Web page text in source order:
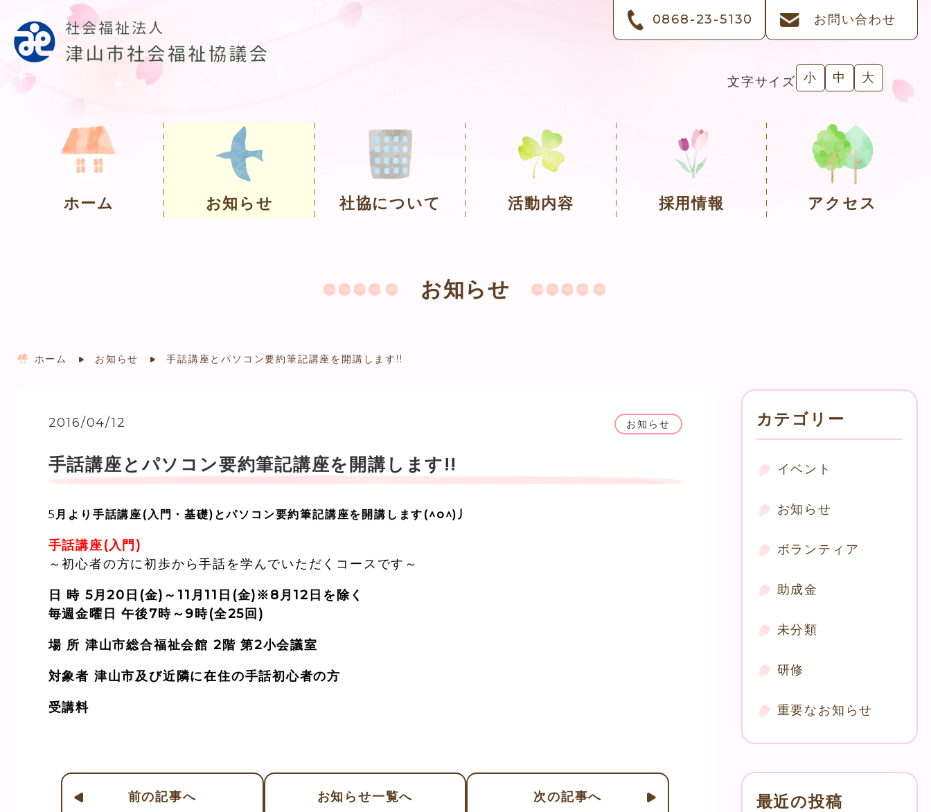
0868-23-5130 お問い合わせ
文字サイズ 小 中 大
ホーム お知らせ 社協について 活動内容 採用情報 アクセス
お知らせ
ホーム お知らせ 手話講座とパソコン要約筆記講座を開講します!!
2016/04/12 お知らせ
手話講座とパソコン要約筆記講座を開講します!!
5 月より手話講座(入門・基礎)とパソコン要約筆記講座を開講します(^o^)丿
手話講座(入門)
～初心者の方に初歩から手話を学んでいただくコースです～
日 時 5月20日(金)～11月11日(金)※8月12日を除く
毎週金曜日 午後7時～9時(全25回)
場 所 津山市総合福祉会館 2階 第2小会議室
対象者 津山市及び近隣に在住の手話初心者の方
受講料
前の記事へ お知らせ一覧へ 次の記事へ
カテゴリー
イベント
お知らせ
ボランティア
助成金
未分類
研修
重要なお知らせ
最近の投稿